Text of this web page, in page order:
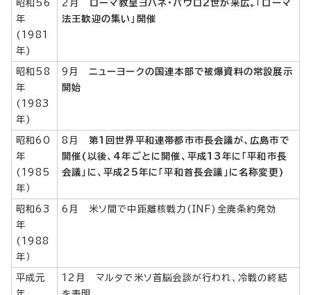
昭和56
年
(1981
年)
2月
ローマ教皇ヨハネ・パウロ2世が来広。「ローマ
法王歓迎の集い」開催
昭和58
年
(1983
年)
9月 ニューヨークの国連本部で被爆資料の常設展示
開始
昭和60
年
(1985
年）
8月 第1回世界平和連帯都市市長会議が、広島市で
開催(以後、4年ごとに開催、平成13年に「平和市長
会議」に、平成25年に「平和首長会議」に名称変更)
昭和63
年
(1988
年）
6月 米ソ間で中距離核戦力(INF)全廃条約発効
平成元
12月 マルタで米ソ首脳会談が行われ、冷戦の終結